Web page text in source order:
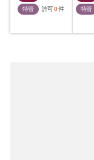
特管
許可0件
特管